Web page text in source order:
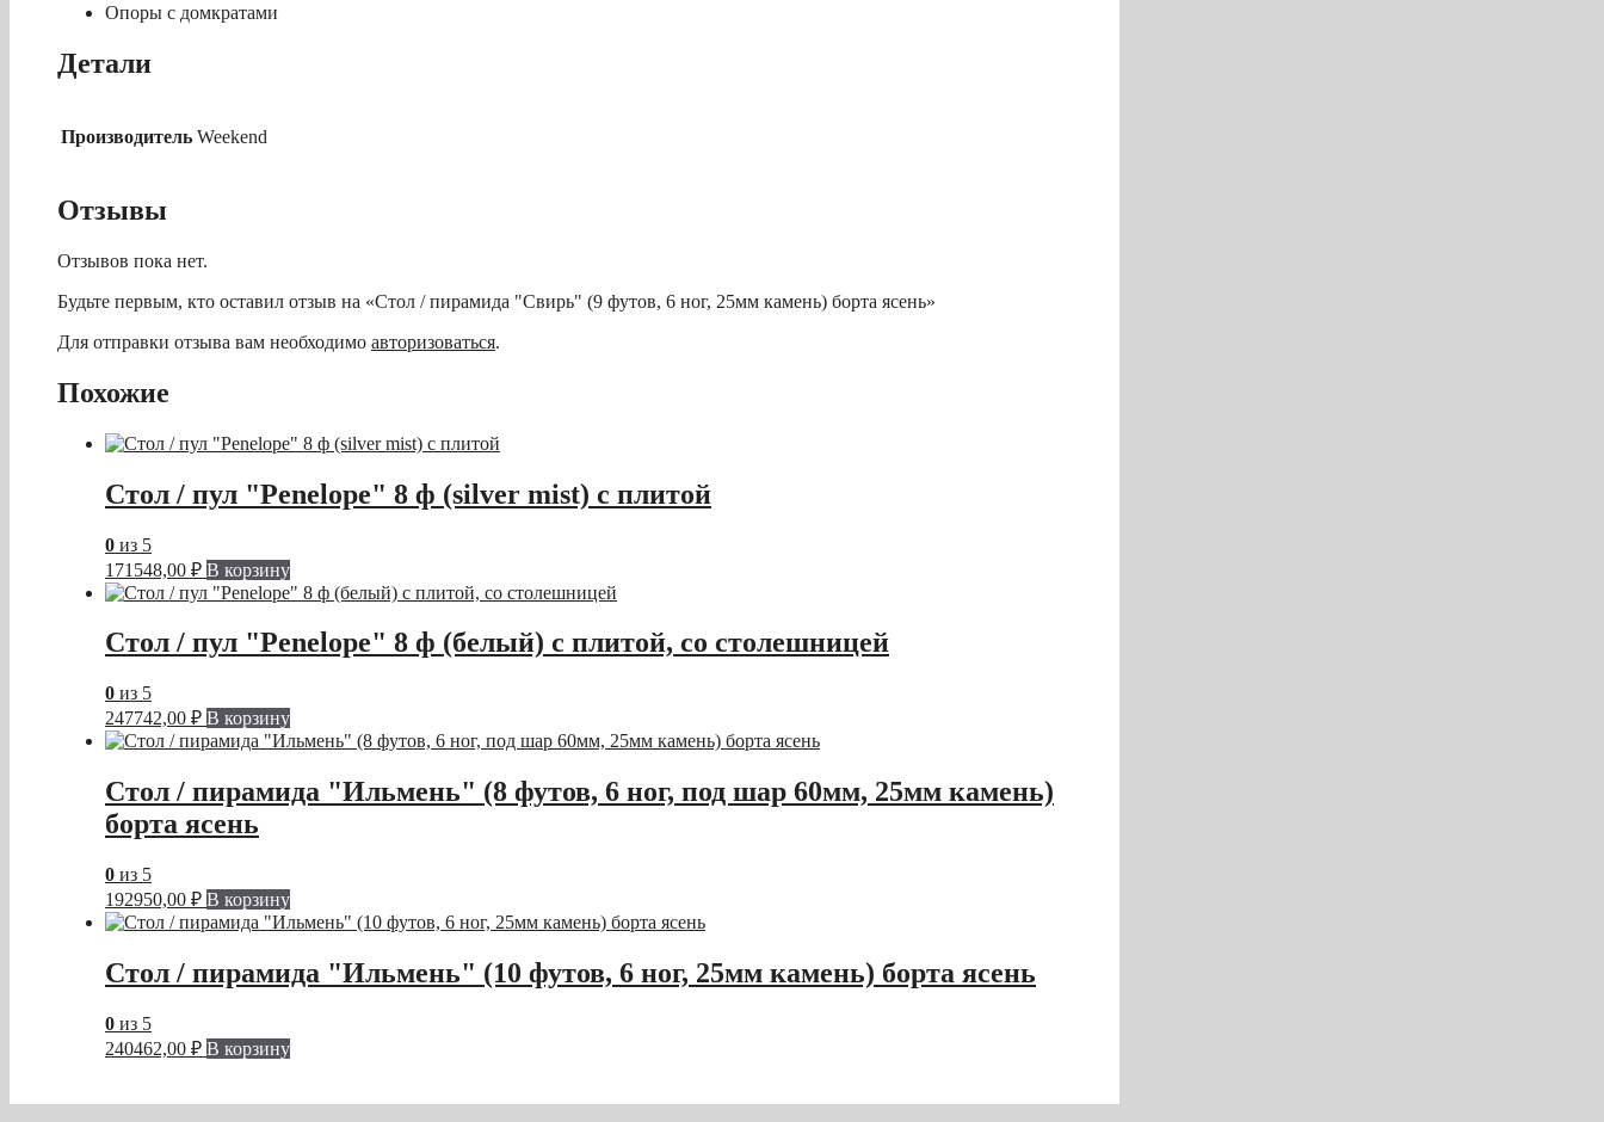
Опоры с домкратами
Детали
Производитель Weekend
Отзывы
Отзывов пока нет.
Будьте первым, кто оставил отзыв на «Стол / пирамида "Свирь" (9 футов, 6 ног, 25мм камень) борта ясень»
Для отправки отзыва вам необходимо авторизоваться.
Похожие
Стол / пул "Penelope" 8 ф (silver mist) с плитой
0 из 5
171548,00 ₽ В корзину
Стол / пул "Penelope" 8 ф (белый) с плитой, со столешницей
0 из 5
247742,00 ₽ В корзину
Стол / пирамида "Ильмень" (8 футов, 6 ног, под шар 60мм, 25мм камень)
борта ясень
0 из 5
192950,00 ₽ В корзину
Стол / пирамида "Ильмень" (10 футов, 6 ног, 25мм камень) борта ясень
0 из 5
240462,00 ₽ В корзину